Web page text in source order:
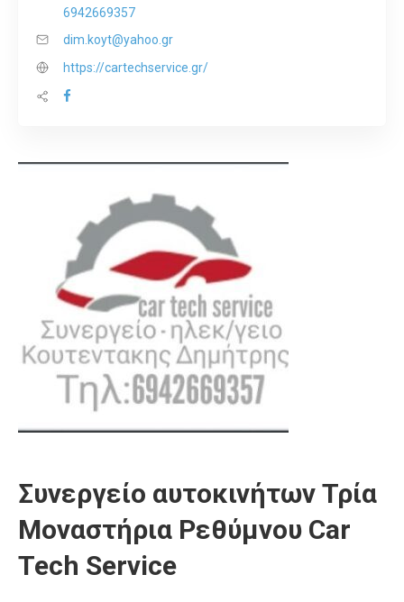
6942669357
dim.koyt@yahoo.gr
https://cartechservice.gr/
Συνεργείο αυτοκινήτων Τρία
Μοναστήρια Ρεθύμνου Car
Tech Service